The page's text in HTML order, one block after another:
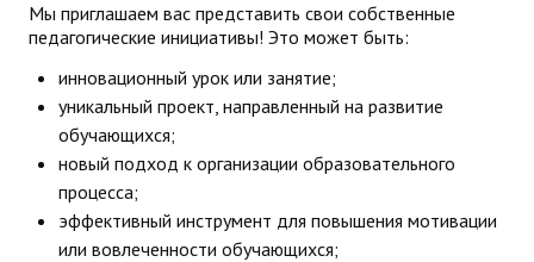
Карта ГИА РК
Советуем прочитать
Готовимся к новому учебному году 2026-2027
ДПО
Профессиональная переподготовка
Мы приглашаем вас представить свои собственные
педагогические инициативы! Это может быть:
инновационный урок или занятие;
уникальный проект, направленный на развитие
обучающихся;
новый подход к организации образовательного
процесса;
эффективный инструмент для повышения мотивации
или вовлеченности обучающихся;